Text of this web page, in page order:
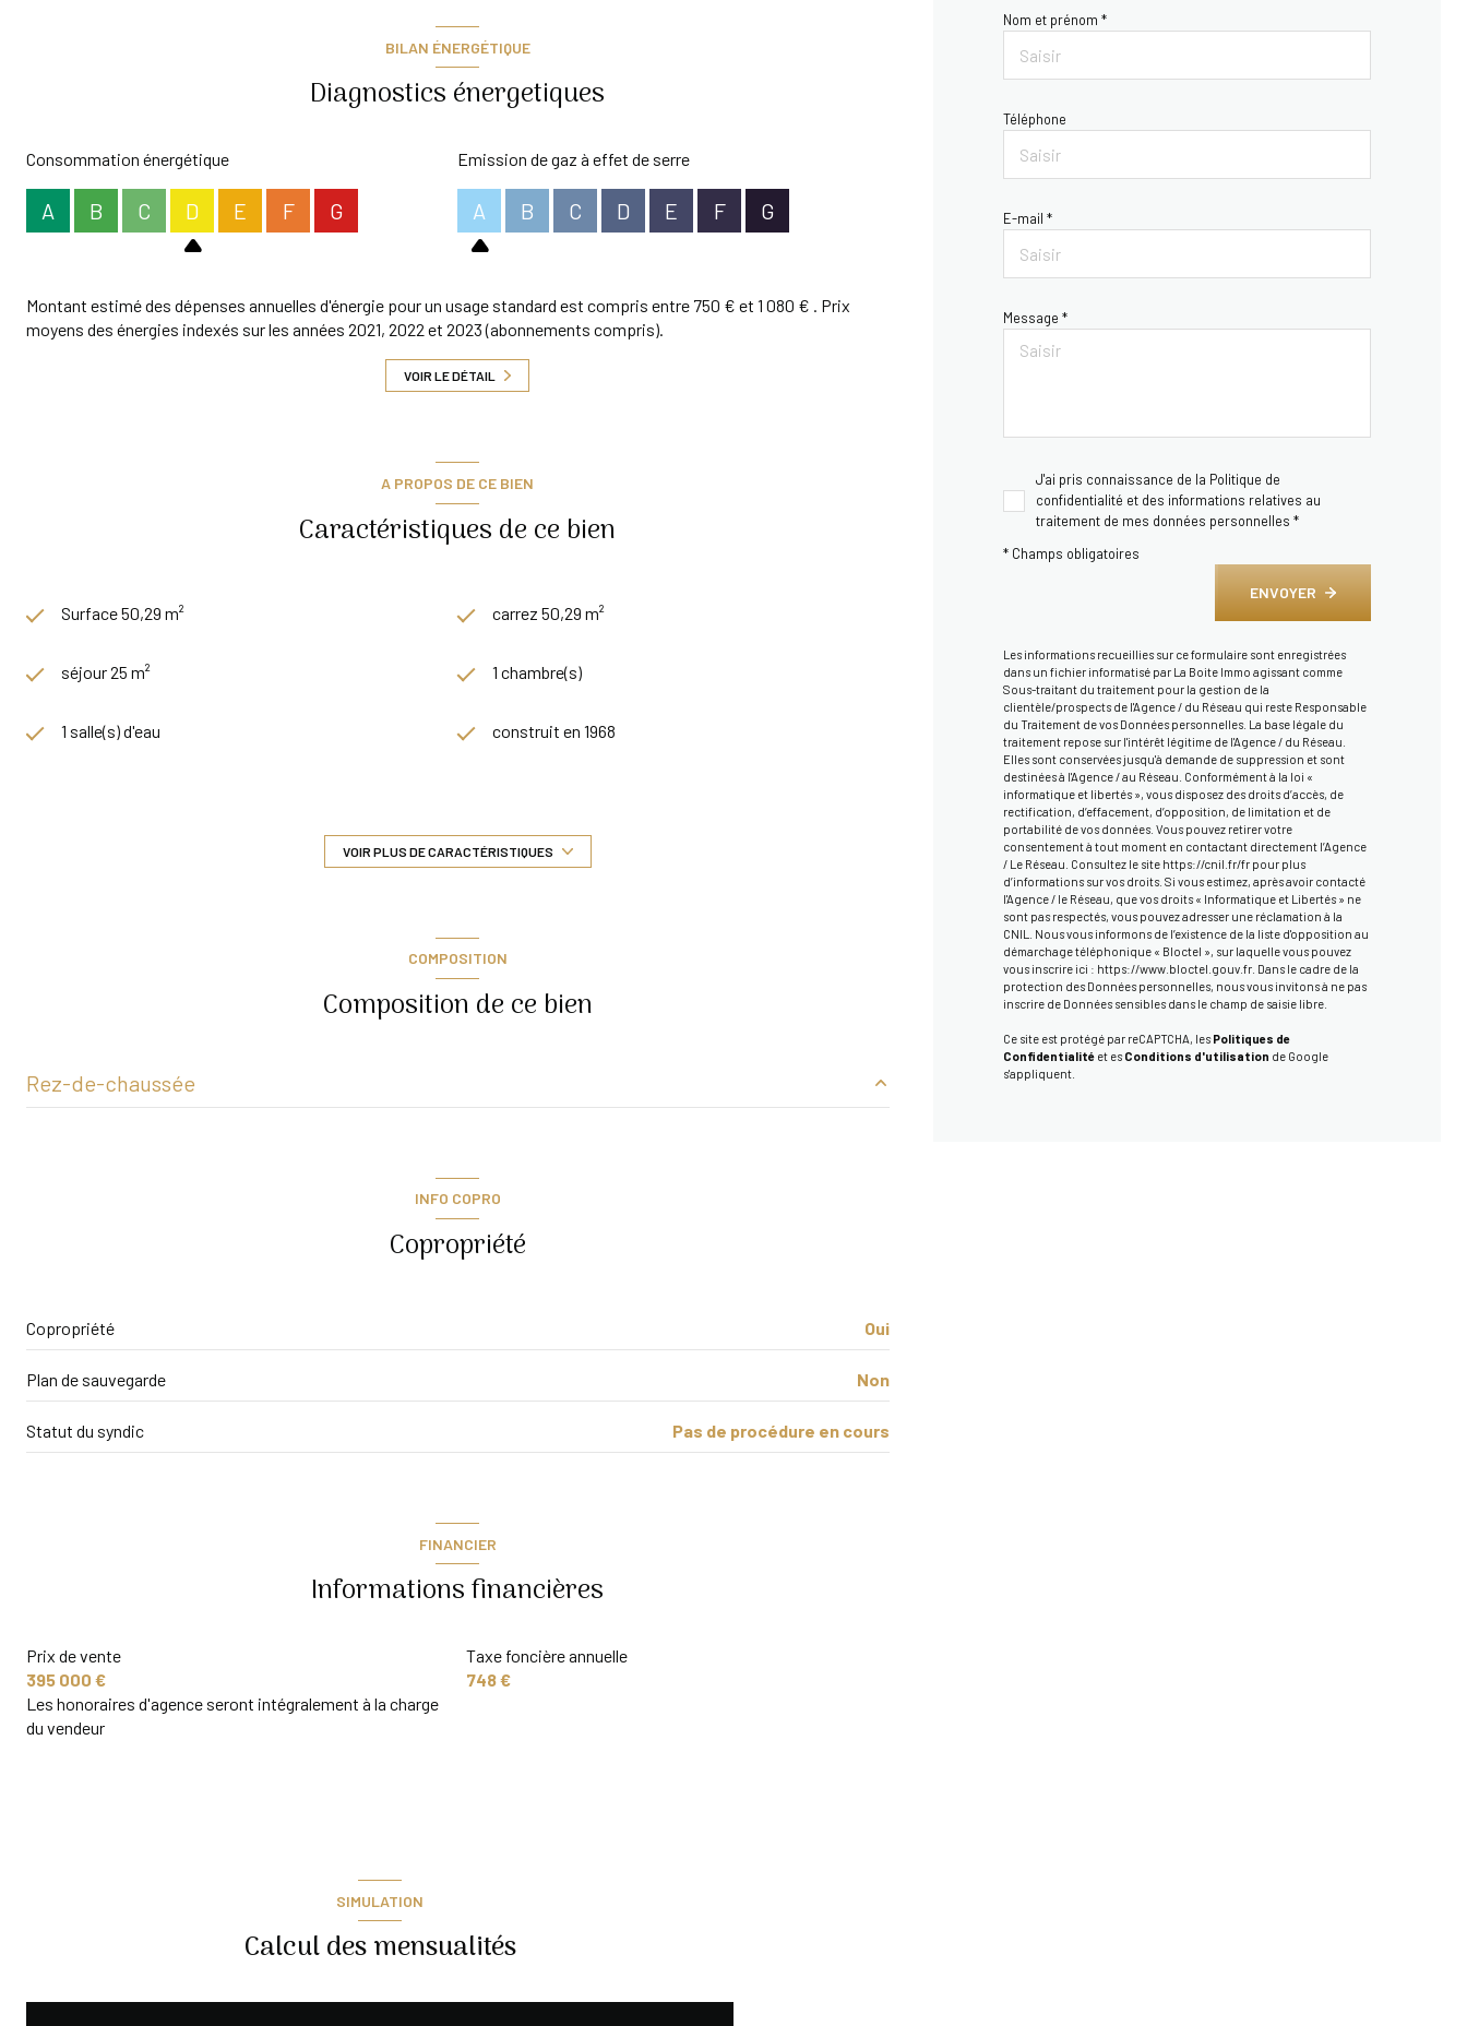
BILAN ÉNERGÉTIQUE
Diagnostics énergetiques
Consommation énergétique
A B C D E F G
Emission de gaz à effet de serre
A B C D E F G
Montant estimé des dépenses annuelles d'énergie pour un usage standard est compris entre 750 € et 1 080 € . Prix
moyens des énergies indexés sur les années 2021, 2022 et 2023 (abonnements compris).
VOIR LE DÉTAIL
A PROPOS DE CE BIEN
Caractéristiques de ce bien
Surface 50,29 m² carrez 50,29 m²
séjour 25 m² 1 chambre(s)
1 salle(s) d'eau construit en 1968
1er étage
interphone
VOIR PLUS DE CARACTÉRISTIQUES
COMPOSITION
Composition de ce bien
Rez-de-chaussée
balcon
2.25 m²
INFO COPRO
Copropriété
Copropriété Oui
Plan de sauvegarde Non
Statut du syndic Pas de procédure en cours
FINANCIER
Informations financières
Prix de vente
395 000 €
Les honoraires d'agence seront intégralement à la charge
du vendeur
Taxe foncière annuelle
748 €
Nom et prénom *
Téléphone
E-mail *
Message *
J'ai pris connaissance de la Politique de
confidentialité et des informations relatives au
traitement de mes données personnelles *
* Champs obligatoires
ENVOYER
Les informations recueillies sur ce formulaire sont enregistrées
dans un fichier informatisé par La Boite Immo agissant comme
Sous-traitant du traitement pour la gestion de la
clientèle/prospects de l'Agence / du Réseau qui reste Responsable
du Traitement de vos Données personnelles. La base légale du
traitement repose sur l'intérêt légitime de l'Agence / du Réseau.
Elles sont conservées jusqu'à demande de suppression et sont
destinées à l'Agence / au Réseau. Conformément à la loi «
informatique et libertés », vous disposez des droits d’accès, de
rectification, d’effacement, d’opposition, de limitation et de
portabilité de vos données. Vous pouvez retirer votre
consentement à tout moment en contactant directement l’Agence
/ Le Réseau. Consultez le site https://cnil.fr/frpour plus
d’informations sur vos droits. Si vous estimez, après avoir contacté
l'Agence / le Réseau, que vos droits « Informatique et Libertés » ne
sont pas respectés, vous pouvez adresser une réclamation à la
CNIL. Nous vous informons de l’existence de la liste d'opposition au
démarchage téléphonique « Bloctel », sur laquelle vous pouvez
vous inscrire ici : https://www.bloctel.gouv.fr. Dans le cadre de la
protection des Données personnelles, nous vous invitons à ne pas
inscrire de Données sensibles dans le champ de saisie libre.
Ce site est protégé par reCAPTCHA, lesPolitiques de
Confidentialitéet esConditions d'utilisation de Google
s'appliquent.
SIMULATION
Calcul des mensualités